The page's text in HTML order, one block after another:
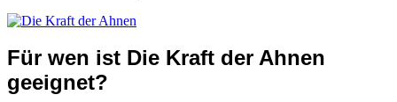
Für wen ist Die Kraft der Ahnen
geeignet?